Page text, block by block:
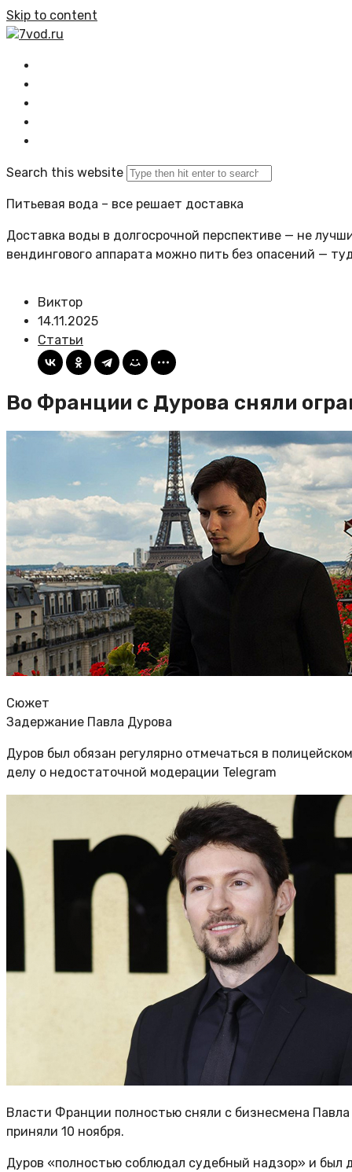
Skip to content
7vod.ru
Search this website
Питьевая вода – все решает доставка
Доставка воды в долгосрочной перспективе — не
вендингового аппарата можно пить без опасений —
Виктор
14.11.2025
Статьи
Во Франции с Дурова сняли
Сюжет
Задержание Павла Дурова
Дуров был обязан регулярно отмечаться в
делу о недостаточной модерации Telegram
Власти Франции полностью сняли с бизнесмена
приняли 10 ноября.
Дуров «полностью соблюдал судебный надзор» и был